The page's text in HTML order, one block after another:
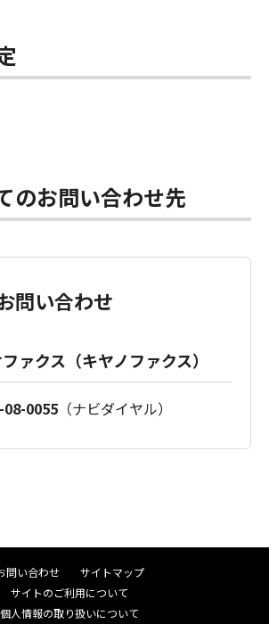
のお問い合わせ先
問い合わせ
ァクス（キヤノファクス）
08-0055 （ナビダイヤル）
問い合わせ
サイトマップ
サイトのご利用について
個人情報の取り扱いについて